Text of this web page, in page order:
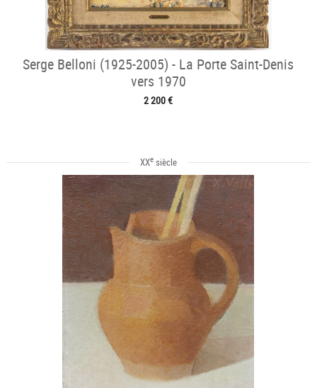
Serge Belloni (1925-2005) - La Porte Saint-Denis
vers 1970
2 200 €
XXesiècle